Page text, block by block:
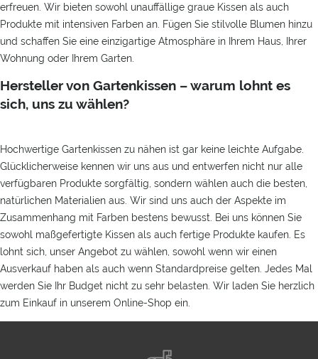
erfreuen. Wir bieten sowohl unauffällige graue Kissen als auch
Produkte mit intensiven Farben an. Fügen Sie stilvolle Blumen hinzu
und schaffen Sie eine einzigartige Atmosphäre in Ihrem Haus, Ihrer
Wohnung oder Ihrem Garten.
Hersteller von Gartenkissen – warum lohnt es
sich, uns zu wählen?
Hochwertige Gartenkissen zu nähen ist gar keine leichte Aufgabe.
Glücklicherweise kennen wir uns aus und entwerfen nicht nur alle
verfügbaren Produkte sorgfältig, sondern wählen auch die besten,
natürlichen Materialien aus. Wir sind uns auch der Aspekte im
Zusammenhang mit Farben bestens bewusst. Bei uns können Sie
sowohl maßgefertigte Kissen als auch fertige Produkte kaufen. Es
lohnt sich, unser Angebot zu wählen, sowohl wenn wir einen
Ausverkauf haben als auch wenn Standardpreise gelten. Jedes Mal
werden Sie Ihr Budget nicht zu sehr belasten. Wir laden Sie herzlich
zum Einkauf in unserem Online-Shop ein.